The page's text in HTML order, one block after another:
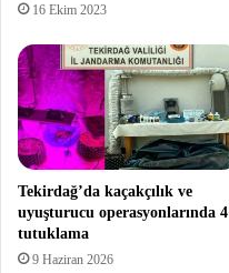
16 Ekim 2023
Tekirdağ’da kaçakçılık ve
uyuşturucu operasyonlarında 4
tutuklama
9 Haziran 2026